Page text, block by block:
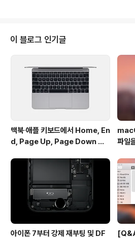
식으로 아주 영리하게 작동합니다. ▼ 하나의 확장
더 여러 개를 짝지어주는 것도 가능합니다. 예를 들
G 파일을 주로 보관하는 폴더를 앱 환경설정에서
면... ▼ JPG 파일을 드래그 했을 때 이에 해당하는
띄워줍니다. 물론 한 번에 여러 파일을 옮기는 것
지만 확장자..
이 블로그 인기글
맥북∙애플 키보드에서 Home, En
d, Page Up, Page Down 키
파일
아이폰 7부터 강제 재부팅 및 DF